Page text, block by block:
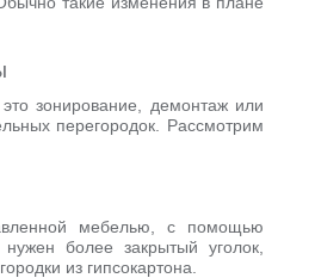
зонирование, демонтаж или
перегородок. Рассмотрим
мебелью, с помощью
более закрытый уголок,
из гипсокартона.